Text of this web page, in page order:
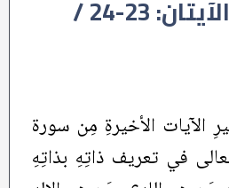
سورة الحشر، الآيتان: 23-24 /
الآيات الأخيرةِ مِن سورة
في تعريف ذاتِهِ بذاتِهِ